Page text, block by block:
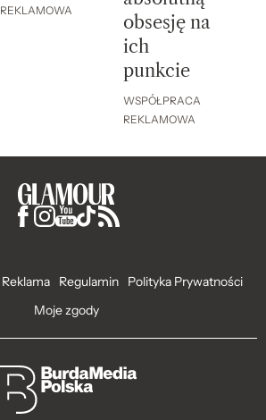
REKLAMOWA
obsesję na
ich
punkcie
WSPÓŁPRACA
REKLAMOWA
Reklama Regulamin
Polityka Prywatności
Moje zgody